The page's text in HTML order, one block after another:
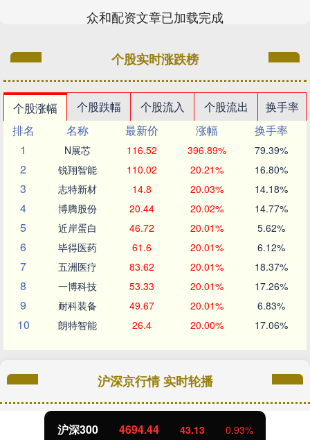
众和配资文章已加载完成
个股实时涨跌榜
个股涨幅 个股跌幅 个股流入 个股流出
换手率
排名
名称 最新价 涨幅
换手率
1
N展芯 116.52 396.89% 79.39%
2 锐翔智能 110.02 20.21% 16.80%
3 志特新材 14.8 20.03% 14.18%
4 博腾股份 20.44 20.02% 14.77%
5 近岸蛋白 46.72 20.01% 5.62%
6 毕得医药 61.6 20.01% 6.12%
7 五洲医疗 83.62 20.01% 18.37%
8 一博科技 53.33 20.01% 17.26%
9 耐科装备 49.67 20.01% 6.83%
10 朗特智能 26.4 20.00% 17.06%
沪深京行情 实时轮播
北证50 1134.24 11.37 1.01%